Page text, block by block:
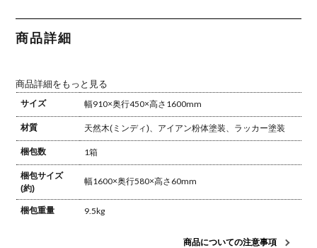
商品詳細
商品詳細をもっと見る
サイズ
幅910×奥行450×高さ1600mm
材質 天然木(ミンディ)、アイアン粉体塗装、ラッカー塗装
梱包数 1箱
梱包サイズ
(約)
幅1600×奥行580×高さ60mm
梱包重量 9.5kg
商品についての注意事項